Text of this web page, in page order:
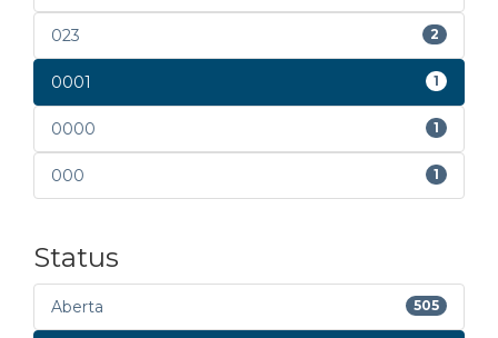
023 2
0001 1
0000 1
000 1
Status
Aberta 505